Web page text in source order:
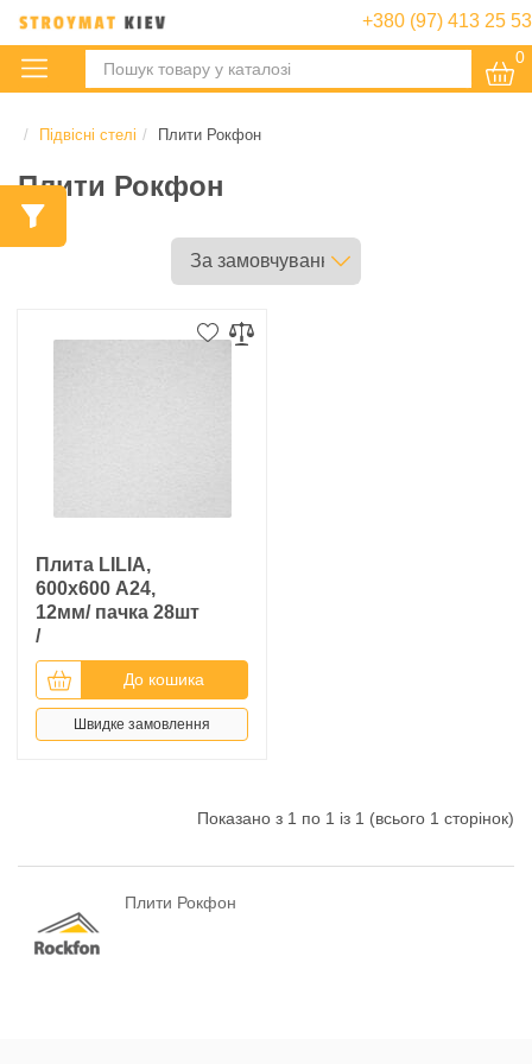
+380 (97) 413 25 53
0
Підвісні стелі Плити Рокфон
Плити Рокфон
Плита LILIA,
600х600 A24,
12мм/ пачка 28шт
/
До кошика
Швидке замовлення
Показано з 1 по 1 із 1 (всього 1 сторінок)
Плити Рокфон